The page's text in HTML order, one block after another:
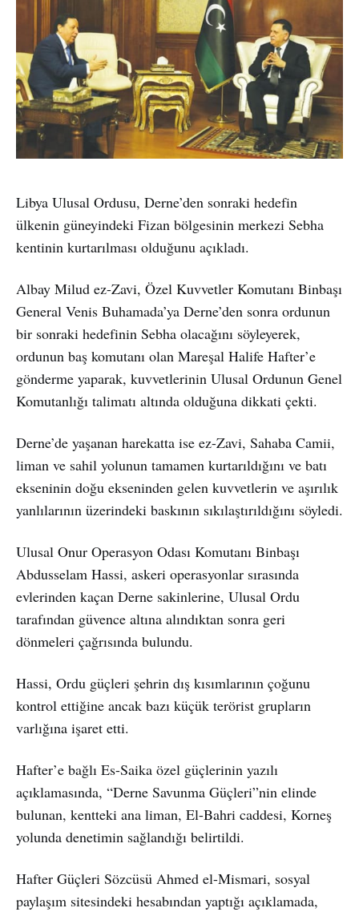
Libya Ulusal Ordusu, Derne’den sonraki hedefin
ülkenin güneyindeki Fizan bölgesinin merkezi Sebha
kentinin kurtarılması olduğunu açıkladı.
Albay Milud ez-Zavi, Özel Kuvvetler Komutanı Binbaşı
General Venis Buhamada’ya Derne’den sonra ordunun
bir sonraki hedefinin Sebha olacağını söyleyerek,
ordunun baş komutanı olan Mareşal Halife Hafter’e
gönderme yaparak, kuvvetlerinin Ulusal Ordunun Genel
Komutanlığı talimatı altında olduğuna dikkati çekti.
Derne’de yaşanan harekatta ise ez-Zavi, Sahaba Camii,
liman ve sahil yolunun tamamen kurtarıldığını ve batı
ekseninin doğu ekseninden gelen kuvvetlerin ve aşırılık
yanlılarının üzerindeki baskının sıkılaştırıldığını söyledi.
Ulusal Onur Operasyon Odası Komutanı Binbaşı
Abdusselam Hassi, askeri operasyonlar sırasında
evlerinden kaçan Derne sakinlerine, Ulusal Ordu
tarafından güvence altına alındıktan sonra geri
dönmeleri çağrısında bulundu.
Hassi, Ordu güçleri şehrin dış kısımlarının çoğunu
kontrol ettiğine ancak bazı küçük terörist grupların
varlığına işaret etti.
Hafter’e bağlı Es-Saika özel güçlerinin yazılı
açıklamasında, “Derne Savunma Güçleri”nin elinde
bulunan, kentteki ana liman, El-Bahri caddesi, Korneş
yolunda denetimin sağlandığı belirtildi.
Hafter Güçleri Sözcüsü Ahmed el-Mismari, sosyal
paylaşım sitesindeki hesabından yaptığı açıklamada,